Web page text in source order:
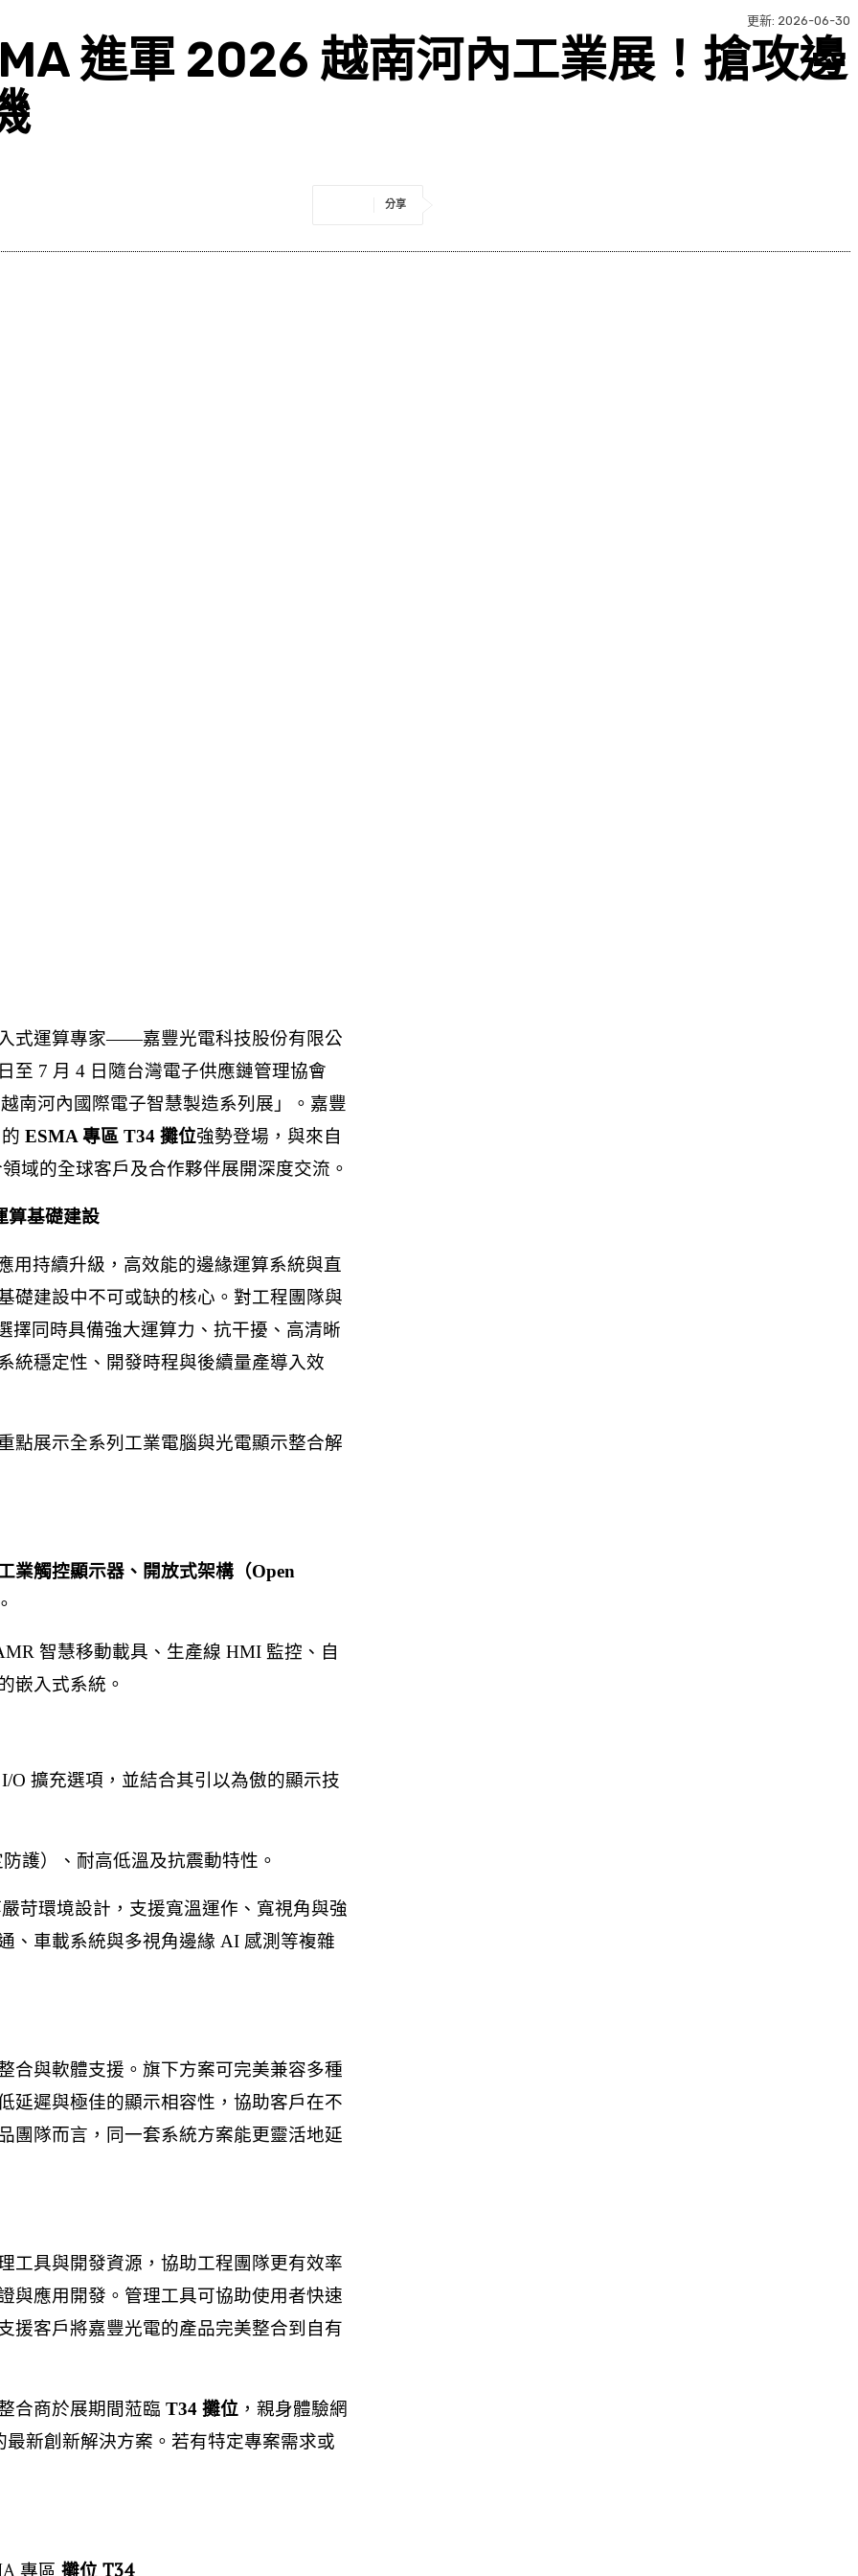
更新: 2026-06-30
進軍 2026 越南河內工業展！搶攻邊
分享
式運算專家——嘉豐光電科技股份有限公
至 7 月 4 日隨台灣電子供應鏈管理協會
南河內國際電子智慧製造系列展」。嘉豐
ESMA 專區 T34 攤位強勢登場，與來自
域的全球客戶及合作夥伴展開深度交流。
算基礎建設
用持續升級，高效能的邊緣運算系統與直
礎建設中不可或缺的核心。對工程團隊與
擇同時具備強大運算力、抗干擾、高清晰
統穩定性、開發時程與後續量產導入效
點展示全系列工業電腦與光電顯示整合解
業觸控顯示器、開放式架構（Open
智慧移動載具、生產線 HMI 監控、自
嵌入式系統。
O 擴充選項，並結合其引以為傲的顯示技
護）、耐高低溫及抗震動特性。
苛環境設計，支援寬溫運作、寬視角與強
、車載系統與多視角邊緣 AI 感測等複雜
合與軟體支援。旗下方案可完美兼容多種
延遲與極佳的顯示相容性，協助客戶在不
團隊而言，同一套系統方案能更靈活地延
工具與開發資源，協助工程團隊更有效率
與應用開發。管理工具可協助使用者快速
援客戶將嘉豐光電的產品完美整合到自有
合商於展期間蒞臨 T34 攤位 ，親身體驗網
新創新解決方案。若有特定專案需求或
專區 攤位 T34